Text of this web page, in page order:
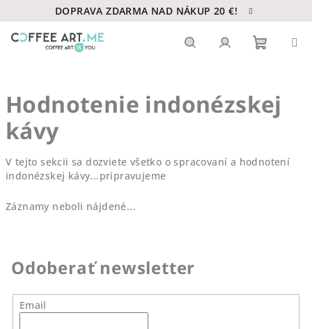
na
obsah
DOPRAVA ZDARMA NAD NÁKUP 20 €!
košík
Hodnotenie indonézskej
kávy
V tejto sekcii sa dozviete všetko o spracovaní a hodnotení
indonézskej kávy...pripravujeme
Záznamy neboli nájdené...
Odoberať newsletter
Email